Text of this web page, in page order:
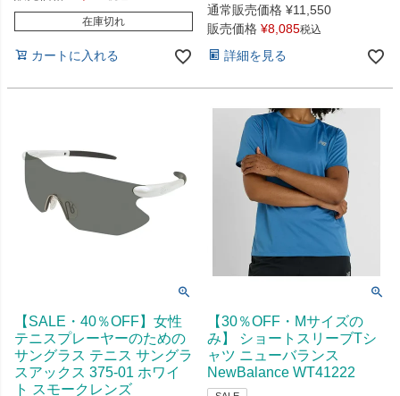
在庫切れ
カートに入れる
通常販売価格 ¥11,550
販売価格 ¥8,085税込
詳細を見る
【SALE・40％OFF】女性
テニスプレーヤーのための
サングラス テニス サングラ
スアックス 375-01 ホワイ
ト スモークレンズ
【30％OFF・Mサイズの
み】 ショートスリーブTシ
ャツ ニューバランス
NewBalance WT41222